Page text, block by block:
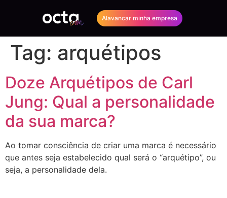
Alavancar minha empresa
Tag: arquétipos
Doze Arquétipos de Carl
Jung: Qual a personalidade
da sua marca?
Ao tomar consciência de criar uma marca é necessário
que antes seja estabelecido qual será o “arquétipo”, ou
seja, a personalidade dela.